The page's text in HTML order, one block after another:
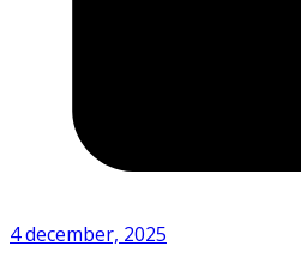
4 december, 2025